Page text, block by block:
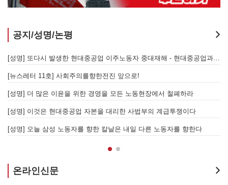
공지/성명/논평
[뉴스레터 11호] 사회주의를향한전진 앞으로!
[성명] 더 많은 이윤을 위한 경영을 모든 노동현장에서 철폐하라
[성명] 이것은 현대중공업 자본을 대리한 사법부의 계급투쟁이다
[성명] 오늘 삼성 노동자를 향한 칼날은 내일 다른 노동자를 향한다
온라인신문